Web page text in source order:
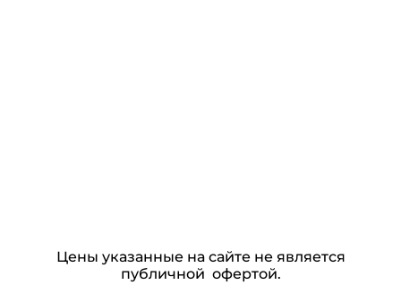
Цены указанные на сайте не является
публичной офертой.